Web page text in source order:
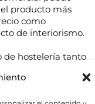
producto más
como
de interiorismo.
de hostelería tanto
unitaria o de